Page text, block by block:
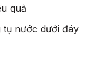
quả
nước dưới đáy